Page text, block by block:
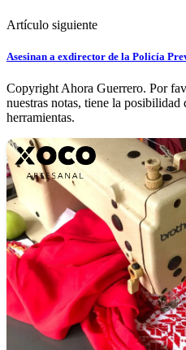
Artículo siguiente
Asesinan a exdirector de la Policía
Copyright Ahora Guerrero. Por
nuestras notas, tiene la
herramientas.